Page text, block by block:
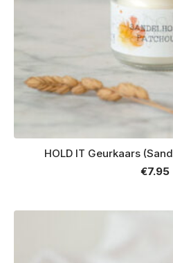
HOLD IT Geurkaars
€7.95